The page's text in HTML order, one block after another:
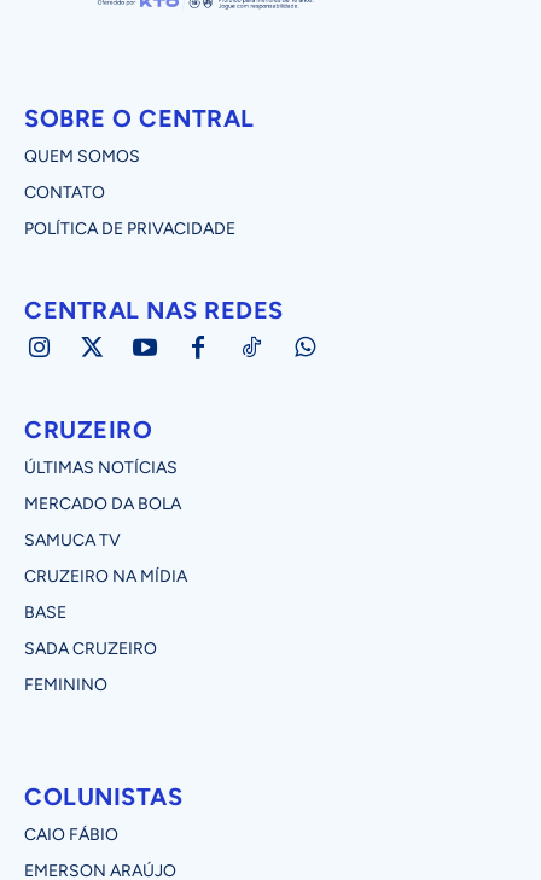
SOBRE O CENTRAL
QUEM SOMOS
CONTATO
POLÍTICA DE PRIVACIDADE
CENTRAL NAS REDES
CRUZEIRO
ÚLTIMAS NOTÍCIAS
MERCADO DA BOLA
SAMUCA TV
CRUZEIRO NA MÍDIA
BASE
SADA CRUZEIRO
FEMININO
COLUNISTAS
CAIO FÁBIO
EMERSON ARAÚJO